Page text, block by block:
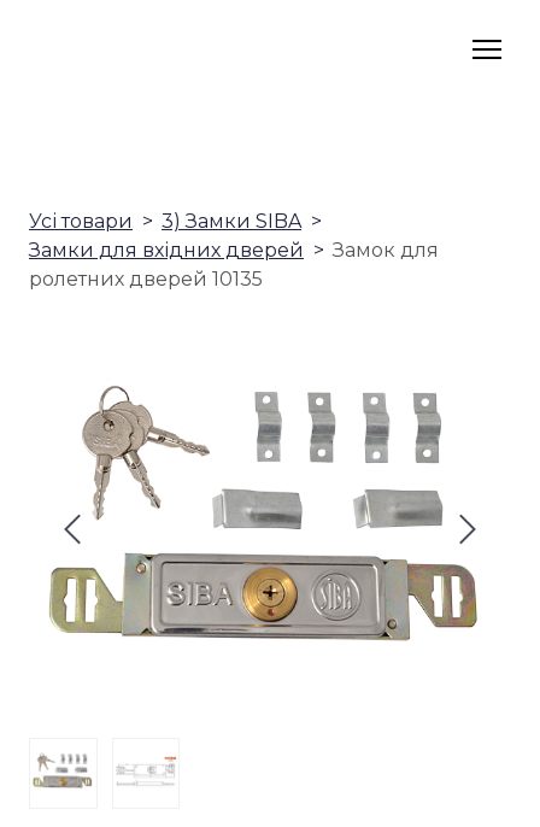
Усі товари
3) Замки SIBA
Замки для вхідних дверей
Замок для
ролетних дверей 10135